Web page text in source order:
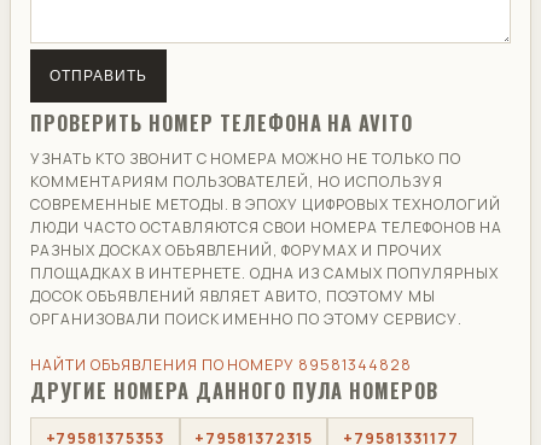
ОТПРАВИТЬ
ПРОВЕРИТЬ НОМЕР ТЕЛЕФОНА НА AVITO
УЗНАТЬ КТО ЗВОНИТ С НОМЕРА МОЖНО НЕ ТОЛЬКО ПО
КОММЕНТАРИЯМ ПОЛЬЗОВАТЕЛЕЙ, НО ИСПОЛЬЗУЯ
СОВРЕМЕННЫЕ МЕТОДЫ. В ЭПОХУ ЦИФРОВЫХ ТЕХНОЛОГИЙ
ЛЮДИ ЧАСТО ОСТАВЛЯЮТСЯ СВОИ НОМЕРА ТЕЛЕФОНОВ НА
РАЗНЫХ ДОСКАХ ОБЪЯВЛЕНИЙ, ФОРУМАХ И ПРОЧИХ
ПЛОЩАДКАХ В ИНТЕРНЕТЕ. ОДНА ИЗ САМЫХ ПОПУЛЯРНЫХ
ДОСОК ОБЪЯВЛЕНИЙ ЯВЛЯЕТ АВИТО, ПОЭТОМУ МЫ
ОРГАНИЗОВАЛИ ПОИСК ИМЕННО ПО ЭТОМУ СЕРВИСУ.
НАЙТИ ОБЪЯВЛЕНИЯ ПО НОМЕРУ 89581344828
ДРУГИЕ НОМЕРА ДАННОГО ПУЛА НОМЕРОВ
+79581375353 +79581372315 +79581331177